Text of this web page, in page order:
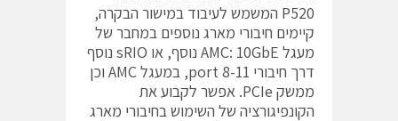
P520 המשמש לעיבוד במישור הבקרה,
קיימים חיבורי מארג נוספים במחבר של
מעגל AMC: 10GbE נוסף, או sRIO נוסף
דרך חיבורי port 8-11, במעגל AMC וכן
ממשק PCIe. אפשר לקבוע את
הקונפיגורציה של השימוש בחיבורי מארג